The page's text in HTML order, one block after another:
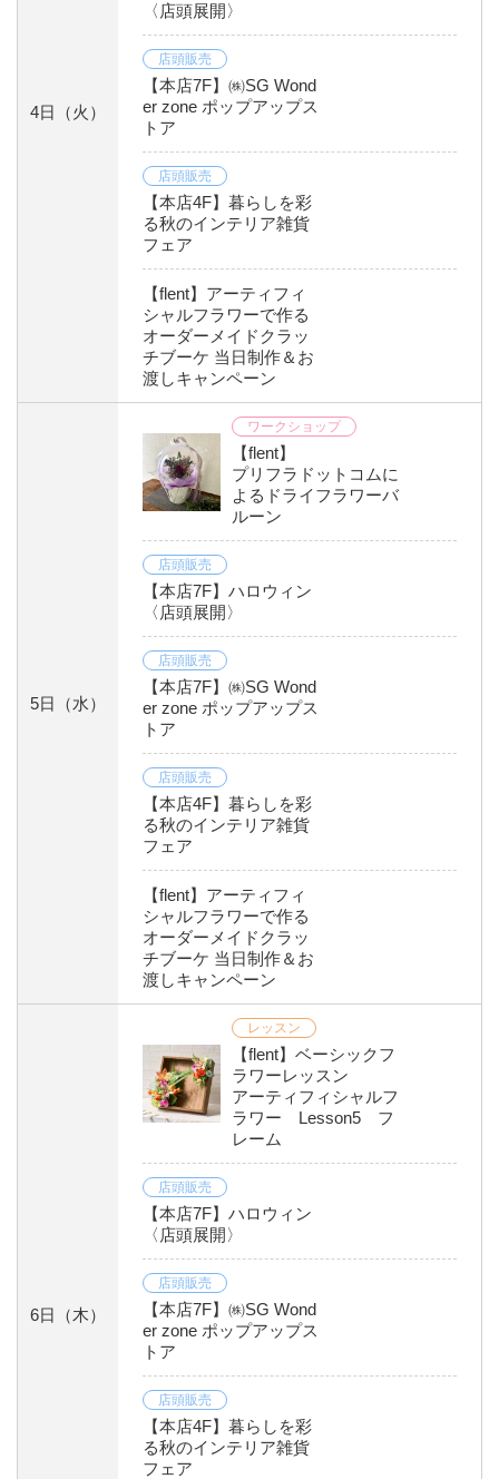
4日 （火）
〈店頭展開〉
店頭販売
【本店7F】㈱SG Wond
er zone ポップアップス
トア
店頭販売
【本店4F】暮らしを彩
る秋のインテリア雑貨
フェア
【flent】アーティフィ
シャルフラワーで作る
オーダーメイドクラッ
チブーケ 当日制作＆お
渡しキャンペーン
5日 （水）
ワークショップ
【flent】
プリフラドットコムに
よるドライフラワーバ
ルーン
店頭販売
【本店7F】ハロウィン
〈店頭展開〉
店頭販売
【本店7F】㈱SG Wond
er zone ポップアップス
トア
店頭販売
【本店4F】暮らしを彩
る秋のインテリア雑貨
フェア
【flent】アーティフィ
シャルフラワーで作る
オーダーメイドクラッ
チブーケ 当日制作＆お
渡しキャンペーン
6日 （木）
レッスン
【flent】ベーシックフ
ラワーレッスン
アーティフィシャルフ
ラワー Lesson5 フ
レーム
店頭販売
【本店7F】ハロウィン
〈店頭展開〉
店頭販売
【本店7F】㈱SG Wond
er zone ポップアップス
トア
店頭販売
【本店4F】暮らしを彩
る秋のインテリア雑貨
フェア